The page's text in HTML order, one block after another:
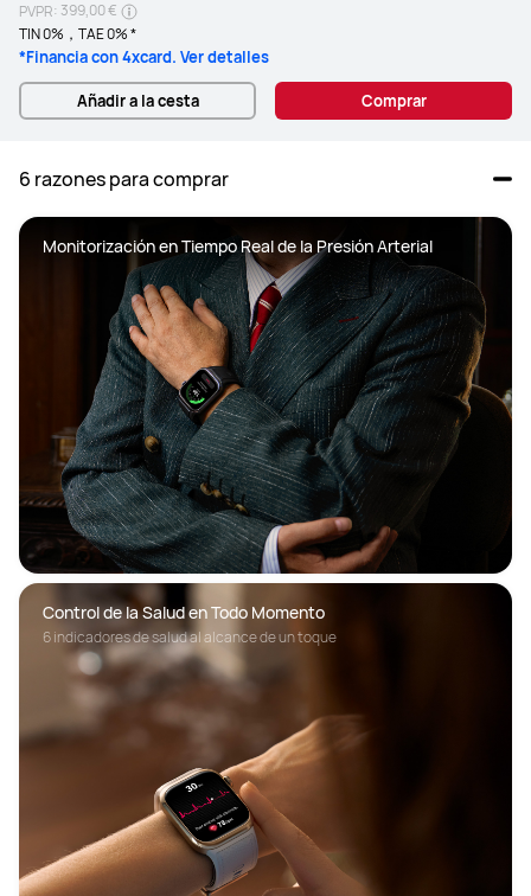
PVPR: 399,00 €
TIN 0%，TAE 0% *
*Financia con 4xcard. Ver detalles
Añadir a la cesta Comprar
6 razones para comprar
Monitorización en Tiempo Real de la Presión Arterial
Control de la Salud en Todo Momento
6 indicadores de salud al alcance de un toque